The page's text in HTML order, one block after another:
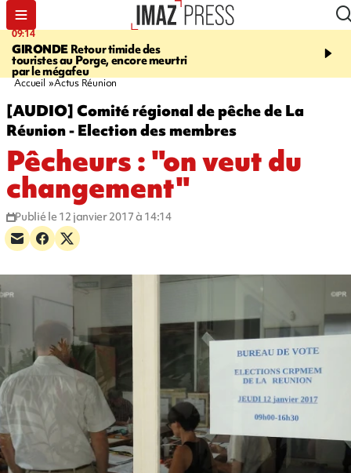
09:14
GIRONDE Retour timide des
touristes au Porge, encore meurtri
par le mégafeu
08:26
Cascade
rencontre d'un géant
Accueil Actus Réunion
[AUDIO] Comité régional de pêche de La
Réunion - Election des membres
Pêcheurs : "on veut du
changement"
Publié le 12 janvier 2017 à 14:14